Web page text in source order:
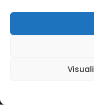
Berera